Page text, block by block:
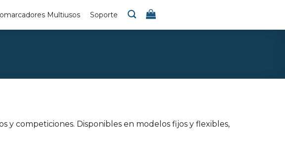
Multiusos Soporte
y competiciones. Disponibles en modelos fijos y flexibles,